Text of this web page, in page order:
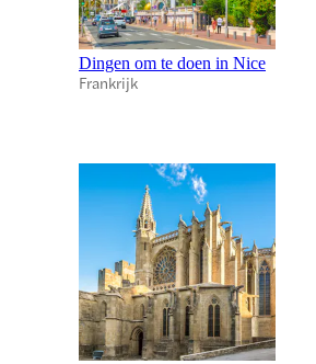
Dingen om te doen in Nice
Frankrijk